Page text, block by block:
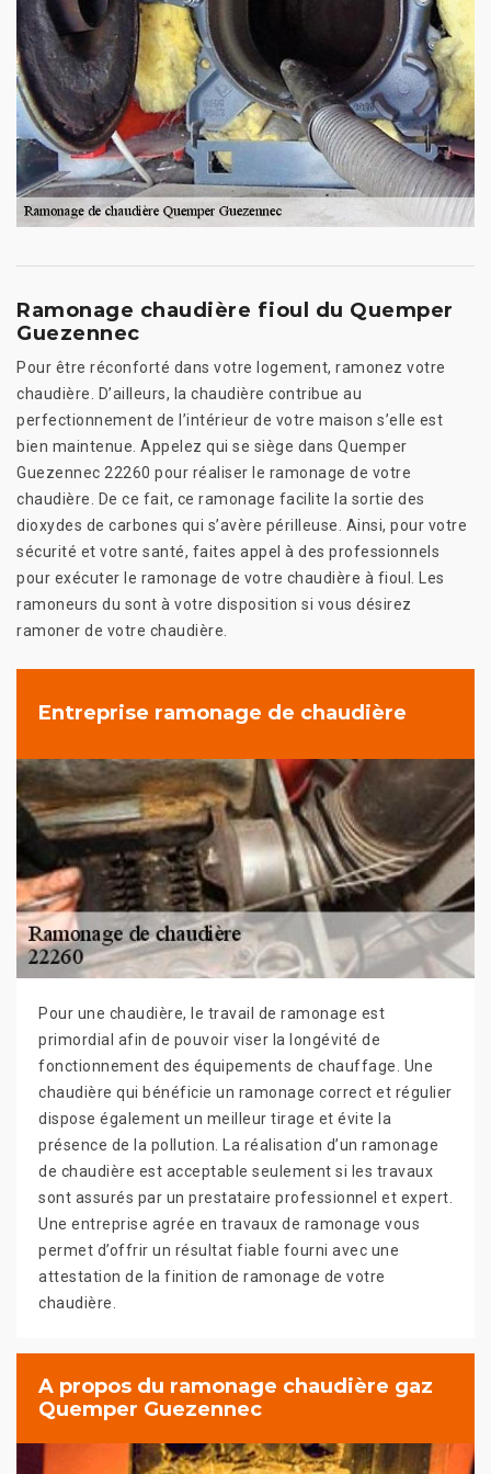
Ramonage chaudière fioul du Quemper
Guezennec
Pour être réconforté dans votre logement, ramonez votre
chaudière. D’ailleurs, la chaudière contribue au
perfectionnement de l’intérieur de votre maison s’elle est
bien maintenue. Appelez qui se siège dans Quemper
Guezennec 22260 pour réaliser le ramonage de votre
chaudière. De ce fait, ce ramonage facilite la sortie des
dioxydes de carbones qui s’avère périlleuse. Ainsi, pour votre
sécurité et votre santé, faites appel à des professionnels
pour exécuter le ramonage de votre chaudière à fioul. Les
ramoneurs du sont à votre disposition si vous désirez
ramoner de votre chaudière.
Entreprise ramonage de chaudière
Pour une chaudière, le travail de ramonage est
primordial afin de pouvoir viser la longévité de
fonctionnement des équipements de chauffage. Une
chaudière qui bénéficie un ramonage correct et régulier
dispose également un meilleur tirage et évite la
présence de la pollution. La réalisation d’un ramonage
de chaudière est acceptable seulement si les travaux
sont assurés par un prestataire professionnel et expert.
Une entreprise agrée en travaux de ramonage vous
permet d’offrir un résultat fiable fourni avec une
attestation de la finition de ramonage de votre
chaudière.
A propos du ramonage chaudière gaz
Quemper Guezennec